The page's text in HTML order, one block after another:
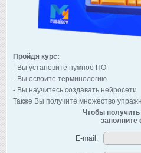
Пройдя курс:
- Вы установите нужное ПО
- Вы освоите терминологию
- Вы научитесь создавать нейросети
Также Вы получите множество
Чтобы
E-mail: